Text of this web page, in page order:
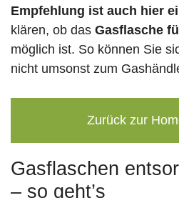
Empfehlung ist auch hier
klären, ob das Gasflasche
möglich ist. So können Sie
nicht umsonst zum
Zurück zur
Gasflaschen
– so geht’s